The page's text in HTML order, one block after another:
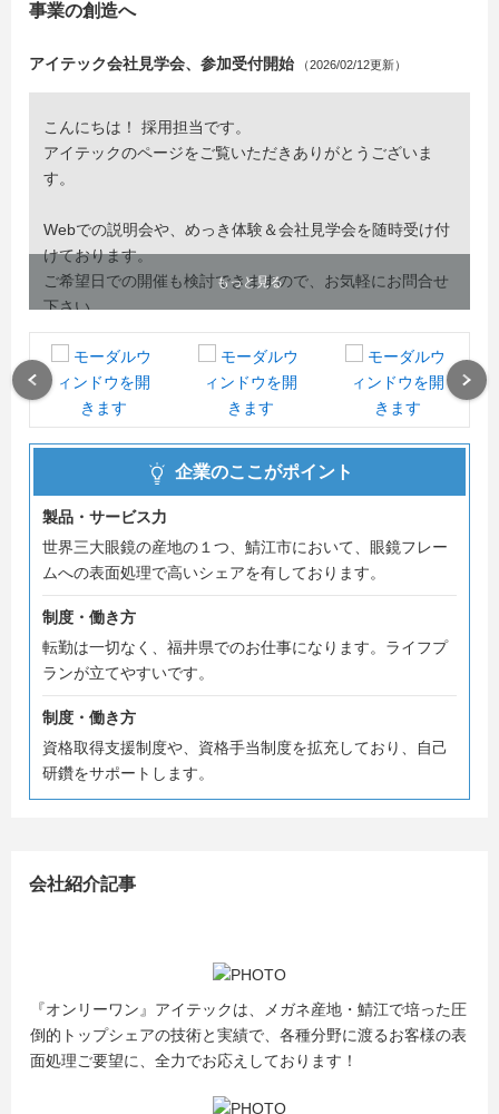
事業の創造へ
アイテック会社見学会、参加受付開始 （2026/02/12更新）
こんにちは！ 採用担当です。
アイテックのページをご覧いただきありがとうございま
す。
Webでの説明会や、めっき体験＆会社見学会を随時受け付
けております。
ご希望日での開催も検討できますので、お気軽にお問合せ
下さい。
皆さんの生活に密接していますが、なかなか知られていな
い技術、表面処理加工。
そんな技術を是非知ってください。
是非会社見学会に参加して、当社の社員とふれあい、風土
や雰囲気を感じてください。ご参加お待ちしております。
もっと見る
企業のここがポイント
製品・サービス力
世界三大眼鏡の産地の１つ、鯖江市において、眼鏡フレー
ムへの表面処理で高いシェアを有しております。
制度・働き方
転勤は一切なく、福井県でのお仕事になります。ライフプ
ランが立てやすいです。
制度・働き方
資格取得支援制度や、資格手当制度を拡充しており、自己
研鑽をサポートします。
会社紹介記事
『オンリーワン』アイテックは、メガネ産地・鯖江で培った圧
倒的トップシェアの技術と実績で、各種分野に渡るお客様の表
面処理ご要望に、全力でお応えしております！